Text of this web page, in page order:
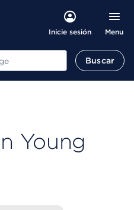
Inicie sesión Menu
Buscar
Young